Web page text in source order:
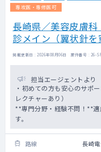
専攻医・専修医可
長崎県／美容皮膚
診メイン（翼状針を
掲載更新日 : 2026年08月06日 案件番号 : 26-
担当エージェントより
・初めての方も安心のサポ
レクチャーあり）
**専門分野・経験不問！**
す。
路線 長崎